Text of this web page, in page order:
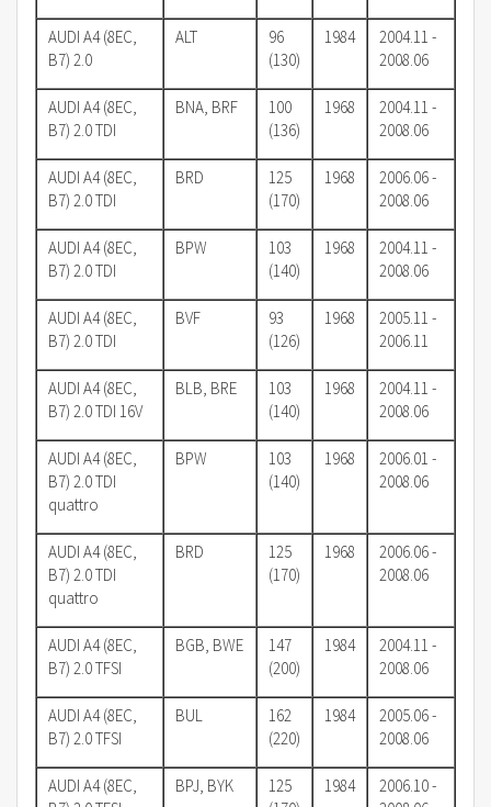
AUDI A4 (8EC,
B7) 2.0
ALT
96
(130)
1984
2004.11 -
2008.06
AUDI A4 (8EC,
B7) 2.0 TDI
BNA, BRF
100
(136)
1968
2004.11 -
2008.06
AUDI A4 (8EC,
B7) 2.0 TDI
BRD
125
(170)
1968
2006.06 -
2008.06
AUDI A4 (8EC,
B7) 2.0 TDI
BPW
103
(140)
1968
2004.11 -
2008.06
AUDI A4 (8EC,
B7) 2.0 TDI
BVF
93
(126)
1968
2005.11 -
2006.11
AUDI A4 (8EC,
B7) 2.0 TDI 16V
BLB, BRE
103
(140)
1968
2004.11 -
2008.06
AUDI A4 (8EC,
B7) 2.0 TDI
quattro
BPW
103
(140)
1968
2006.01 -
2008.06
AUDI A4 (8EC,
B7) 2.0 TDI
quattro
BRD
125
(170)
1968
2006.06 -
2008.06
AUDI A4 (8EC,
B7) 2.0 TFSI
BGB, BWE
147
(200)
1984
2004.11 -
2008.06
AUDI A4 (8EC,
B7) 2.0 TFSI
BUL
162
(220)
1984
2005.06 -
2008.06
AUDI A4 (8EC,
BPJ, BYK
125
1984
2006.10 -